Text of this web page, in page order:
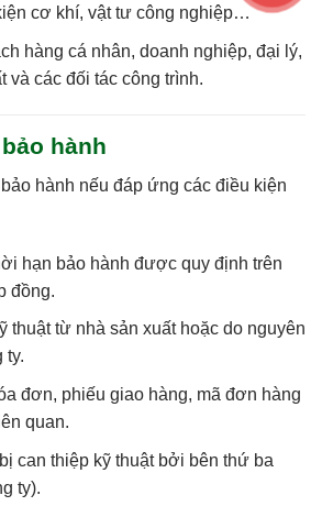
cơ khí, vật tư công nghiệp…
hàng cá nhân, doanh nghiệp, đại lý,
và các đối tác công trình.
hành
hành nếu đáp ứng các điều kiện
hạn bảo hành được quy định trên
đồng.
thuậttừ nhà sản xuất hoặc do nguyên
ty.
đơn, phiếu giao hàng, mã đơn hàng
quan.
can thiệp kỹ thuật bởi bên thứ ba
ty).